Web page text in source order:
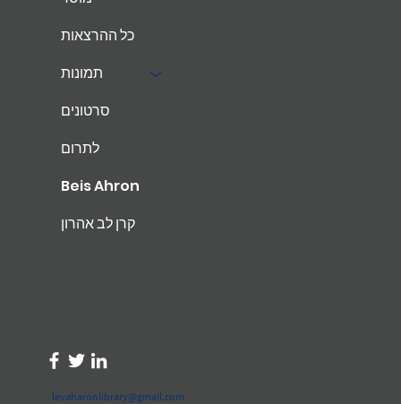
כל ההרצאות
תמונות
סרטונים
לתרום
Beis Ahron
קרן לב אהרון
levaharonlibrary@gmail.com